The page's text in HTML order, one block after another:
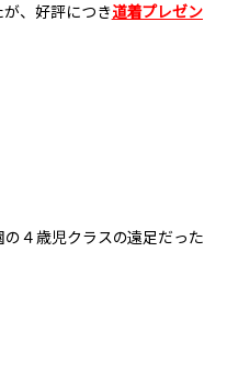
が、好評につき道着プレゼン
４歳児クラスの遠足だった